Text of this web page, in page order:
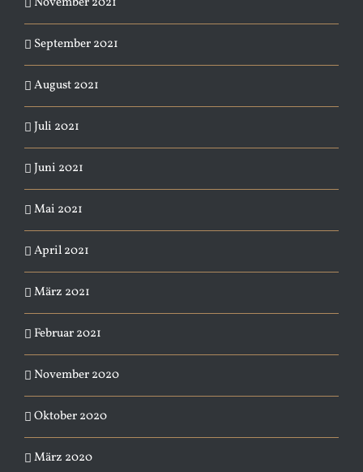
September 2021
August 2021
Juli 2021
Juni 2021
Mai 2021
April 2021
März 2021
Februar 2021
November 2020
Oktober 2020
März 2020